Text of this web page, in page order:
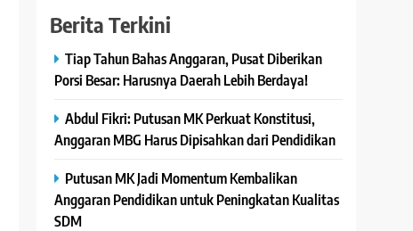
Berita Terkini
Tiap Tahun Bahas Anggaran, Pusat Diberikan
Porsi Besar: Harusnya Daerah Lebih Berdaya!
Abdul Fikri: Putusan MK Perkuat Konstitusi,
Anggaran MBG Harus Dipisahkan dari Pendidikan
Putusan MK Jadi Momentum Kembalikan
Anggaran Pendidikan untuk Peningkatan Kualitas
SDM